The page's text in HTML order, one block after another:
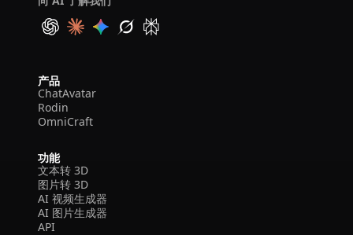
产品
ChatAvatar
Rodin
OmniCraft
功能
文本转 3D
图片转 3D
AI 视频生成器
AI 图片生成器
API